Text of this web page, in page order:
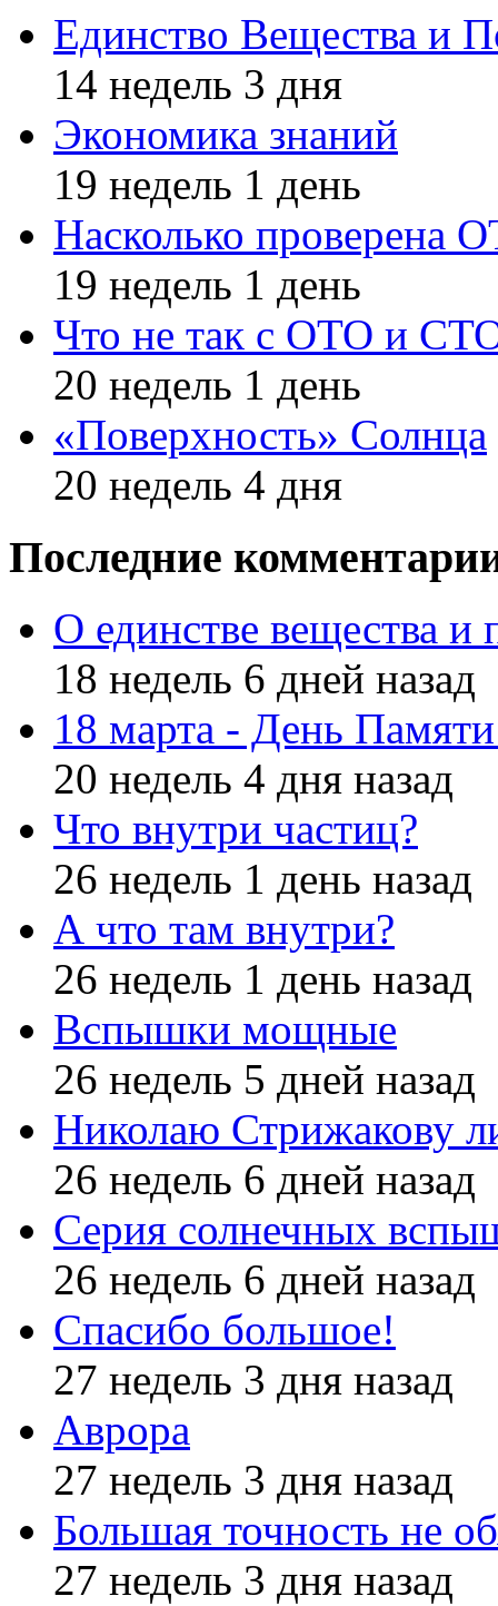
Единство Вещества и
14 недель 3 дня
Экономика знаний
19 недель 1 день
Насколько проверена
19 недель 1 день
Что не так с ОТО и
20 недель 1 день
«Поверхность» Солнца
20 недель 4 дня
Последние
О единстве вещества и
18 недель 6 дней назад
18 марта - День
20 недель 4 дня назад
Что внутри частиц?
26 недель 1 день назад
А что там внутри?
26 недель 1 день назад
Вспышки мощные
26 недель 5 дней назад
Николаю Стрижакову
26 недель 6 дней назад
Серия солнечных
26 недель 6 дней назад
Спасибо большое!
27 недель 3 дня назад
Аврора
27 недель 3 дня назад
Большая точность не
27 недель 3 дня назад